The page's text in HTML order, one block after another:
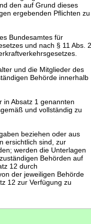
den auf Grund dieses
ergebenden Pflichten zu
Bundesamtes für
und nach § 11 Abs.
und die Mitglieder des
Behörde innerhalb
in Absatz 1 genannten
und vollständig zu
beziehen oder aus
ersichtlich sind, zur
werden die Unterlagen
Behörden auf
12 durch
der jeweiligen Behörde
12 zur Verfügung zu